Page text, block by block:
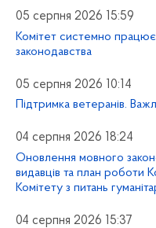
05 серпня 2026 15:59
Комітет системно
законодавства
05 серпня 2026 10:14
Підтримка ветеранів.
04 серпня 2026 18:24
Оновлення мовного
видавців та план роботи
Комітету з питань
04 серпня 2026 15:37